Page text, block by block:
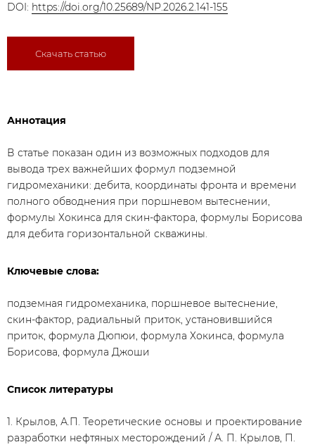
DOI: https://doi.org/10.25689/NP.2026.2.141-155
Скачать статью
Аннотация
В статье показан один из возможных подходов для
вывода трех важнейших формул подземной
гидромеханики: дебита, координаты фронта и времени
полного обводнения при поршневом вытеснении,
формулы Хокинса для скин-фактора, формулы Борисова
для дебита горизонтальной скважины.
Ключевые слова:
подземная гидромеханика, поршневое вытеснение,
скин-фактор, радиальный приток, установившийся
приток, формула Дюпюи, формула Хокинса, формула
Борисова, формула Джоши
Список литературы
1. Крылов, А.П. Теоретические основы и проектирование
разработки нефтяных месторождений / А. П. Крылов, П.